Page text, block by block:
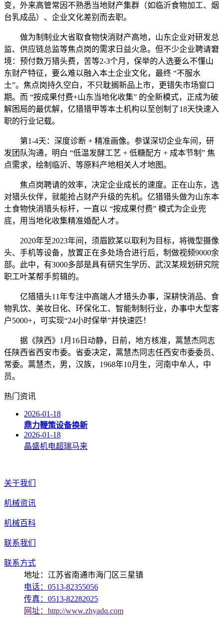
变，外来高管常因不熟悉当地财产集群（如临沂食物加工、烟
台乳成品）、企业文化差别而去职。
做为制制业大省取食物快消财产高地，山东企业对研发总
监、供应链总监等焦点岗的需求日益火急。但不少企业聘请窘
境：预付数万猎头费，苦等2-3个月，保举的人选要么不懂山
东财产特征，要么难以融入本土企业文化，最终 “不服水
土”。焦点岗持久空白，不只耽搁新品上市，更错失市场窗口
期。而 “按成果付费+山东当地化收集” 的全新模式，正成为破
解困局的最优解，亿猎猎甲等本土机构以至创制了18天快速入
职的行业记载。
第1-4天：深度诊断 + 精准画像。参谋深切企业车间，研
发团队沟通，明白 “低温发酵工艺 + 低糖配方 + 成本节制” 焦
点需求，绘制临沂、等原料产地相关人才地图。
焦点岗聘请的效率，决定企业成长的速度。正在山东，选
对猎头伙伴，就能抢占财产升级的先机。亿猎猎头做为山东本
土食物快消猎头标杆，一直以 “按成果付费” 模式为企业兜
底，用当地化收集精准婚配人才。
2020年至2023年间，须眉欧某以取利为目标，将微型摄像
头、手机等设备，放置正在多处场合进行后，制做视频9000余
部。此中，有3000多部是具有研究生学历、武汉某规划研究院
职工叶某帮手剪辑的。
亿猎猎头11年专注中高端人才猎头办事，深耕快消品、食
物乳饮、美妆日化、环保化工、智能制制行业，办事中大型客
户5000+，可实现“24小时保举”并快速匹！
据《陕西》1月16日动静，日前，地方核准，蒿慧杰同志
任陕西省西安市委。省委决定，蒿慧杰同志任西安市委委员、
常委。蒿慧杰，男，汉族，1968年10月生，河南中牟人，中
员。
热门资讯
2026-01-18
鼎力鞭策设备换新
2026-01-18
晶盛机电超瑞马来
关于我们
机械资讯
机械百科
联系我们
联系方式
地址：江苏省南通市海门区三星镇
电话：0513-82355056
传真：0513-82282025
网址：http://www.zhyadq.com